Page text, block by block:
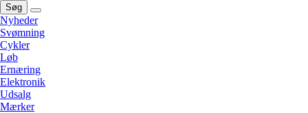
Søg
Nyheder
Svømning
Cykler
Løb
Ernæring
Elektronik
Udsalg
Mærker